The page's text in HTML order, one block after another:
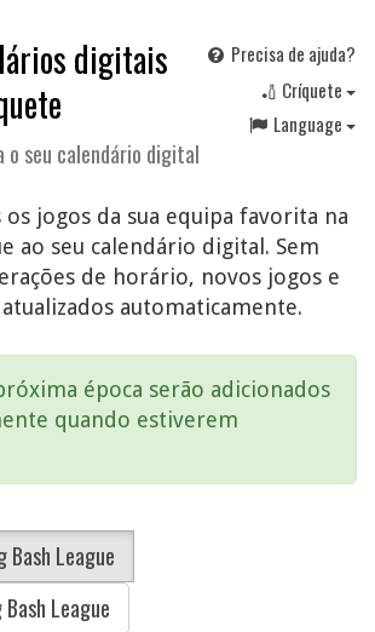
digitais
o seu calendário digital
Precisa de ajuda?
🏏 Críquete
Language
jogos da sua equipa favorita na
ao seu calendário digital. Sem
de horário, novos jogos e
automaticamente.
época serão adicionados
quando estiverem
Bash League
League